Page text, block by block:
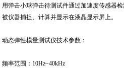
用弹击小球弹击待测试件通过加速度传感器
被仪器捕捉、计算并显示在液晶显示屏上。
动态弹性模量测试仪技术参数：
频率范围：10Hz~40kHz